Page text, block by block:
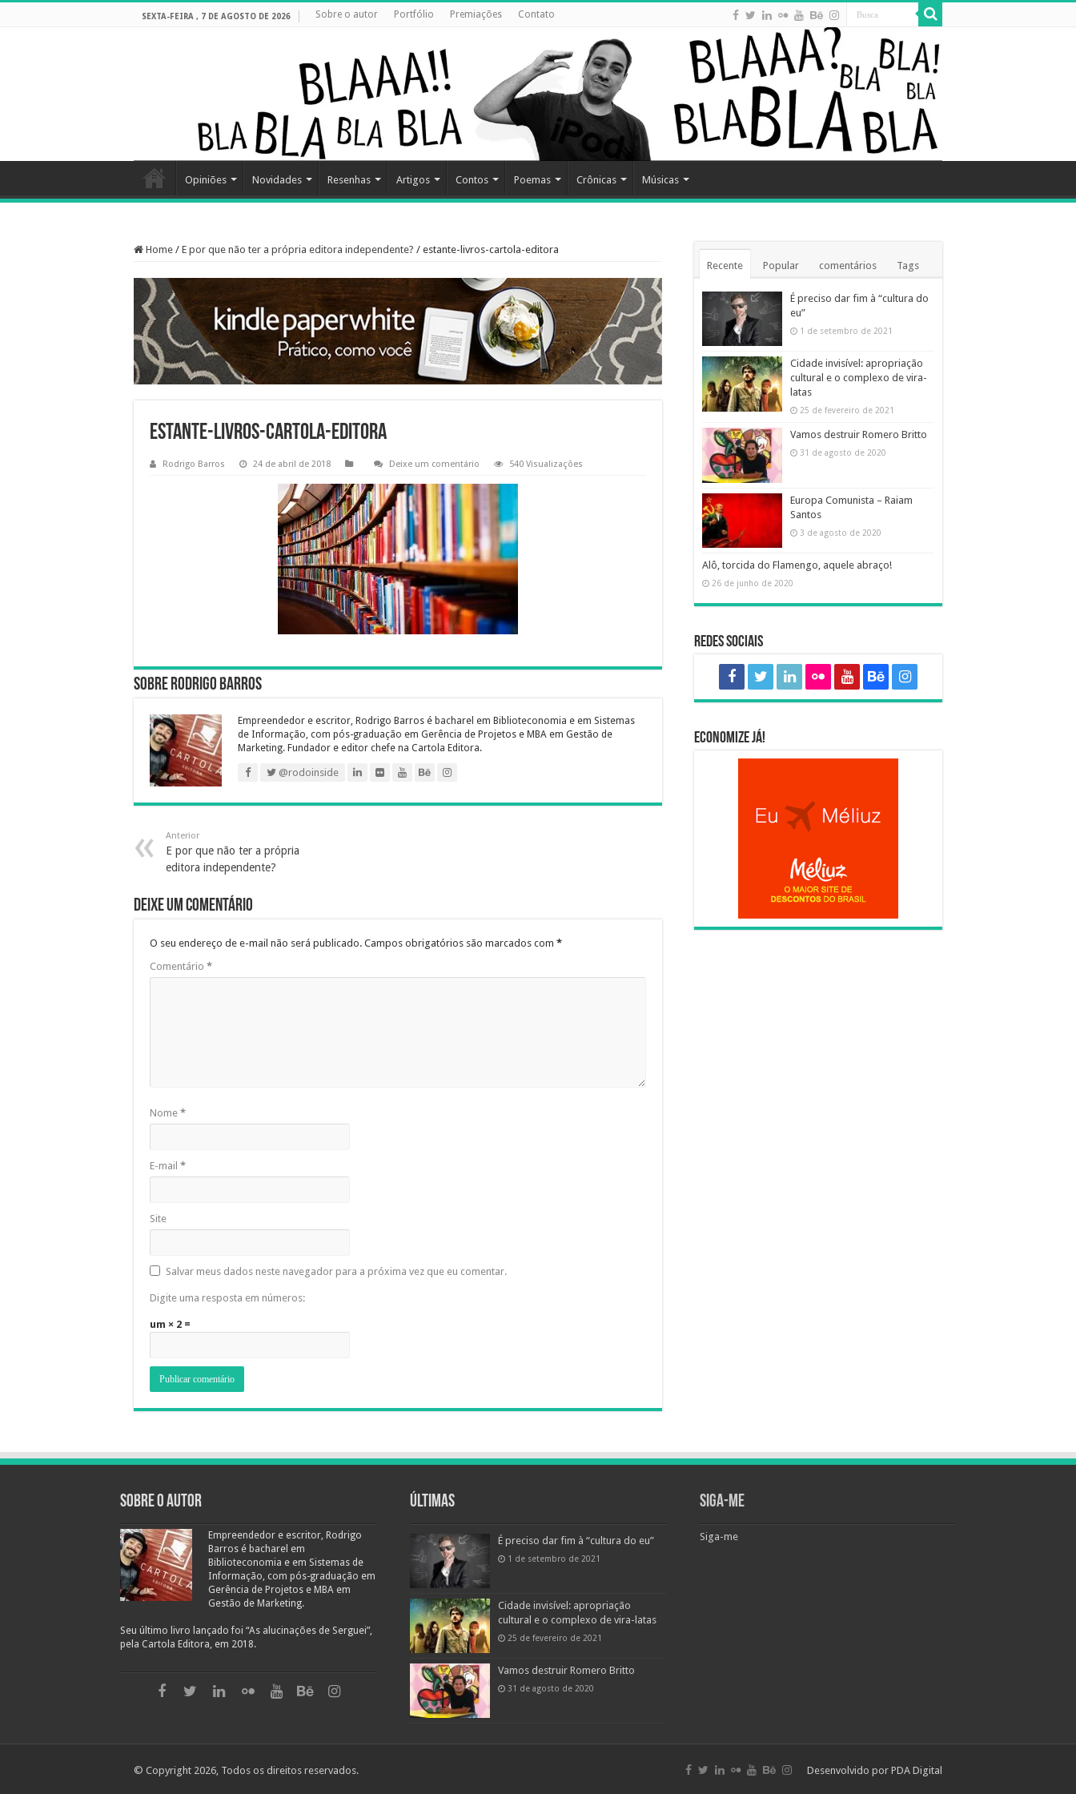
SEXTA-FEIRA , 7 DE AGOSTO DE 2026 Sobre o autor Portfólio Premiações Contato
Opiniões Novidades Resenhas Artigos Contos Poemas Crônicas Músicas
Home / E por que não ter a própria editora independente? / estante-livros-cartola-editora
estante-livros-cartola-editora
Rodrigo Barros 24 de abril de 2018 Deixe um comentário 540 Visualizações
Sobre Rodrigo Barros
Empreendedor e escritor, Rodrigo Barros é bacharel em Biblioteconomia e em Sistemas
de Informação, com pós-graduação em Gerência de Projetos e MBA em Gestão de
Marketing. Fundador e editor chefe na Cartola Editora.
@rodoinside
Anterior
E por que não ter a própria
editora independente?
Deixe um comentário
O seu endereço de e-mail não será publicado. Campos obrigatórios são marcados com *
Comentário *
Nome *
E-mail *
Site
Salvar meus dados neste navegador para a próxima vez que eu comentar.
Digite uma resposta em números:
um × 2 =
Recente Popular comentários Tags
É preciso dar fim à “cultura do
eu”
1 de setembro de 2021
Cidade invisível: apropriação
cultural e o complexo de vira-
latas
25 de fevereiro de 2021
Vamos destruir Romero Britto
31 de agosto de 2020
Europa Comunista – Raiam
Santos
3 de agosto de 2020
Alô, torcida do Flamengo, aquele abraço!
26 de junho de 2020
Redes sociais
Economize já!
Sobre o autor
Empreendedor e escritor, Rodrigo
Barros é bacharel em
Biblioteconomia e em Sistemas de
Informação, com pós-graduação em
Gerência de Projetos e MBA em
Gestão de Marketing.
Seu último livro lançado foi “As alucinações de Serguei”,
pela Cartola Editora, em 2018.
Últimas
É preciso dar fim à “cultura do eu”
1 de setembro de 2021
Cidade invisível: apropriação
cultural e o complexo de vira-latas
25 de fevereiro de 2021
Vamos destruir Romero Britto
31 de agosto de 2020
Siga-me
Siga-me
Desenvolvido por PDA Digital
© Copyright 2026, Todos os direitos reservados.